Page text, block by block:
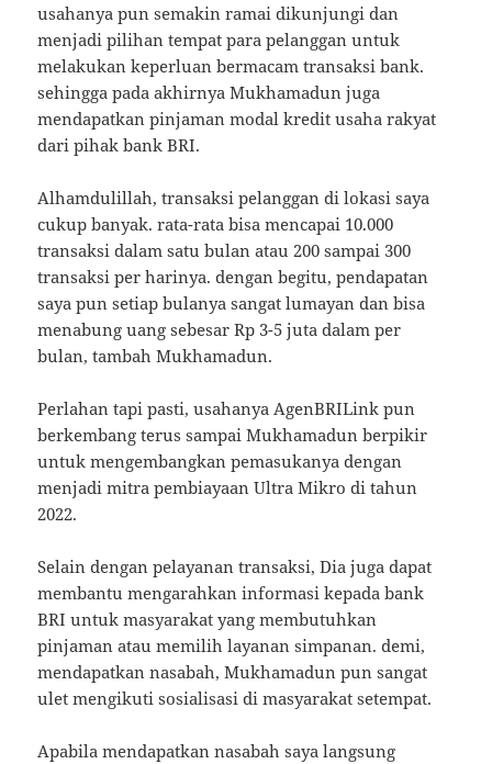
usahanya pun semakin ramai dikunjungi dan
menjadi pilihan tempat para pelanggan untuk
melakukan keperluan bermacam transaksi bank.
sehingga pada akhirnya Mukhamadun juga
mendapatkan pinjaman modal kredit usaha rakyat
dari pihak bank BRI.
Alhamdulillah, transaksi pelanggan di lokasi saya
cukup banyak. rata-rata bisa mencapai 10.000
transaksi dalam satu bulan atau 200 sampai 300
transaksi per harinya. dengan begitu, pendapatan
saya pun setiap bulanya sangat lumayan dan bisa
menabung uang sebesar Rp 3-5 juta dalam per
bulan, tambah Mukhamadun.
Perlahan tapi pasti, usahanya AgenBRILink pun
berkembang terus sampai Mukhamadun berpikir
untuk mengembangkan pemasukanya dengan
menjadi mitra pembiayaan Ultra Mikro di tahun
2022.
Selain dengan pelayanan transaksi, Dia juga dapat
membantu mengarahkan informasi kepada bank
BRI untuk masyarakat yang membutuhkan
pinjaman atau memilih layanan simpanan. demi,
mendapatkan nasabah, Mukhamadun pun sangat
ulet mengikuti sosialisasi di masyarakat setempat.
Apabila mendapatkan nasabah saya langsung